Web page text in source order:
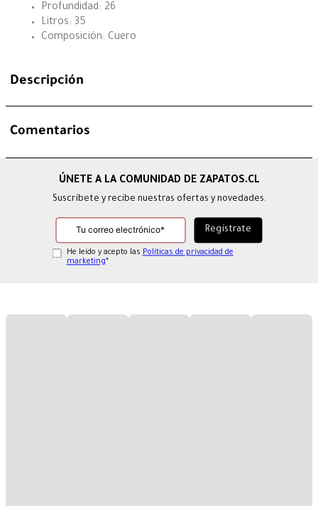
Profundidad: 26
Litros: 35
Composición: Cuero
Descripción
Comentarios
Suscríbete y recibe nuestras ofertas y novedades.
He leído y acepto las Políticas de privacidad de
marketing*